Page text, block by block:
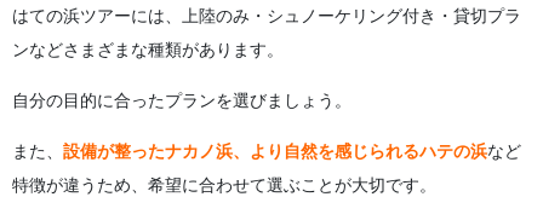
はての浜ツアーには、上陸のみ・シュノーケリング付き・貸切プラ
ンなどさまざまな種類があります。
自分の目的に合ったプランを選びましょう。
また、 設備が整ったナカノ浜、より自然を感じられるハテの浜など
特徴が違うため、希望に合わせて選ぶことが大切です。